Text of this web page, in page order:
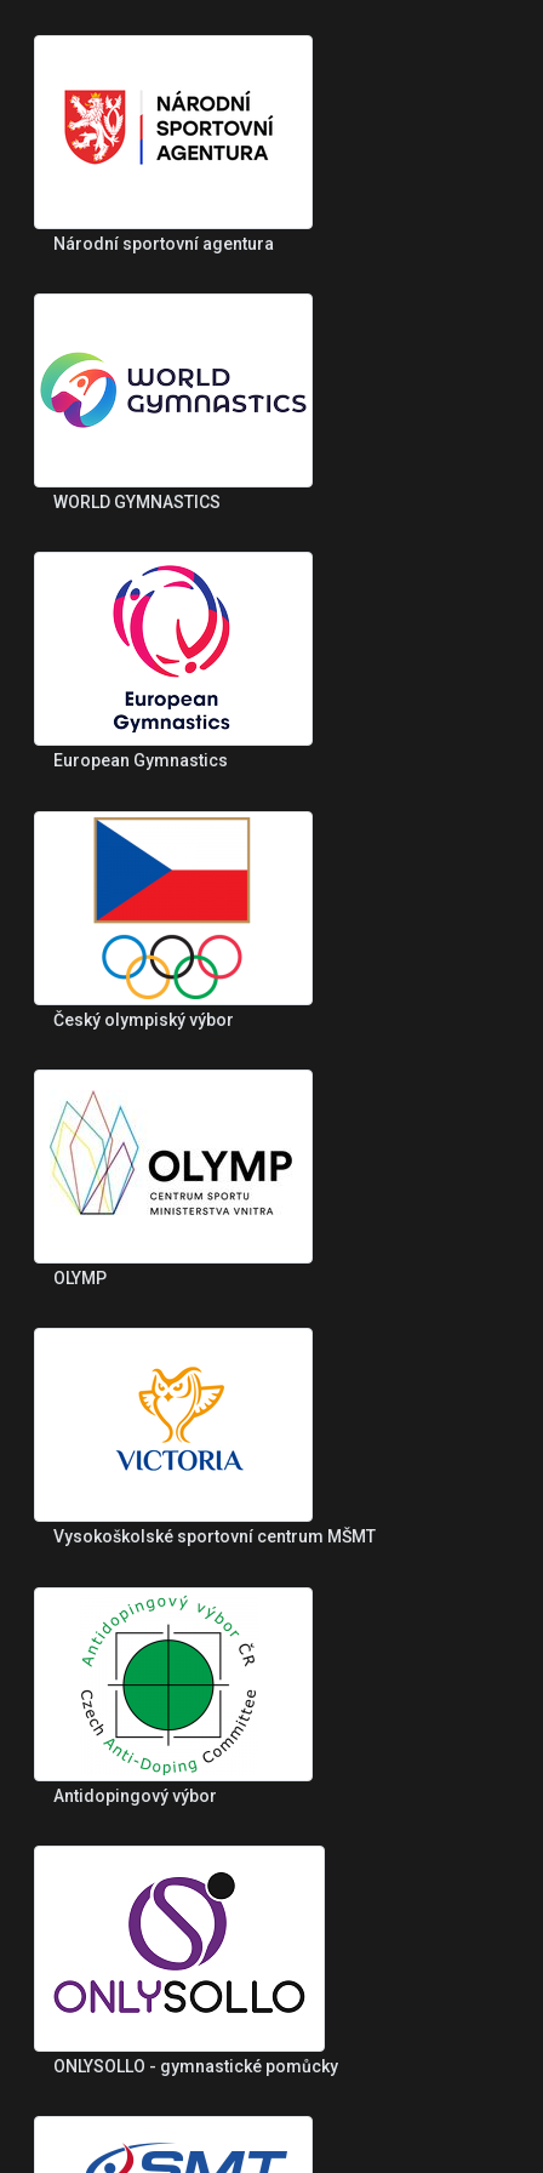
Národní sportovní agentura
WORLD GYMNASTICS
European Gymnastics
Český olympiský výbor
OLYMP
Vysokoškolské sportovní centrum MŠMT
Antidopingový výbor
ONLYSOLLO - gymnastické pomůcky